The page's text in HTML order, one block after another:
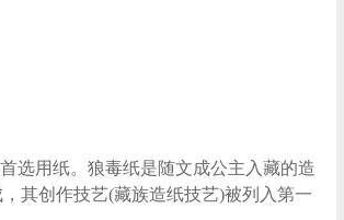
选用纸。狼毒纸是随文成公主入藏的造
其创作技艺(藏族造纸技艺)被列入第一